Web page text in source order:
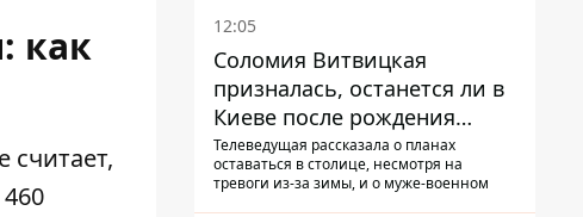
как
считает,
12:05
Соломия Витвицкая
призналась, останется ли в
Киеве после рождения
ребенка
Телеведущая рассказала о планах
оставаться в столице, несмотря на
тревоги из-за зимы, и о муже-военном